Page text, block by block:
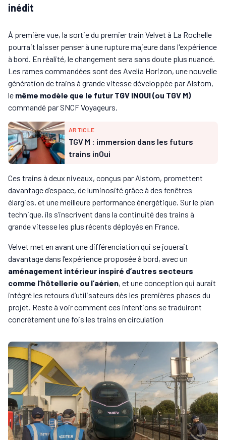
inédit
À première vue, la sortie du premier train Velvet à La Rochelle
pourrait laisser penser à une rupture majeure dans l'expérience
à bord. En réalité, le changement sera sans doute plus nuancé.
Les rames commandées sont des Avelia Horizon, une nouvelle
génération de trains à grande vitesse développée par Alstom,
le même modèle que le futur TGV INOUI (ou TGV M)
commandé par SNCF Voyageurs.
ARTICLE
TGV M : immersion dans les futurs
trains inOui
Ces trains à deux niveaux, conçus par Alstom, promettent
davantage d’espace, de luminosité grâce à des fenêtres
élargies, et une meilleure performance énergétique. Sur le plan
technique, ils s’inscrivent dans la continuité des trains à
grande vitesse les plus récents déployés en France.
Velvet met en avant une différenciation qui se jouerait
davantage dans l’expérience proposée à bord, avec un
aménagement intérieur inspiré d’autres secteurs
comme l’hôtellerie ou l’aérien, et une conception qui aurait
intégré les retours d’utilisateurs dès les premières phases du
projet. Reste à voir comment ces intentions se traduiront
concrètement une fois les trains en circulation